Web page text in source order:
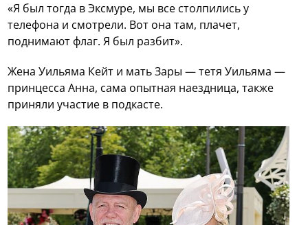
«Я был тогда в Эксмуре, мы все столпились у
телефона и смотрели. Вот она там, плачет,
поднимают флаг. Я был разбит».
Жена Уильяма Кейт и мать Зары — тетя Уильяма —
принцесса Анна, сама опытная наездница, также
приняли участие в подкасте.